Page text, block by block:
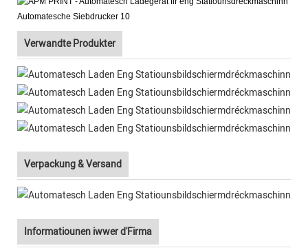
Verwandte Produkter
Verpackung & Versand
Informatiounen iwwer d'Firma